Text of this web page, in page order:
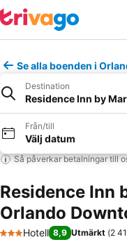
Se alla boenden i
Destination
Residence Inn by
Från/till
Välj datum
Så påverkar betalningar till
Residence Inn
Orlando
Hotell 8,9 Utmärkt (2